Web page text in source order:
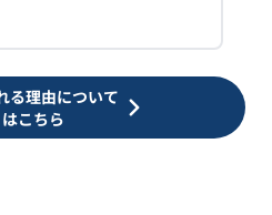
る理由について
こちら